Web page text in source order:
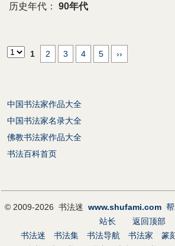
历史年代：
90年代
1 2 3 4 5 ››
中国书法家作品大全
中国书法家名录大全
佛教书法家作品大全
书法百科首页
© 2009-2026 书法迷 www.shufami.com
站长
返回顶部
书法迷
书法集 书法导航 书法家 篆